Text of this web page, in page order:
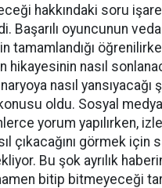
hakkındaki soru
Başarılı oyuncunun
tamamlandığı
hikayesinin nasıl
nasıl
oldu. Sosyal
yorum yapılırken,
çıkacağını görmek için
Bu şok ayrılık
bitip bitmeyeceği